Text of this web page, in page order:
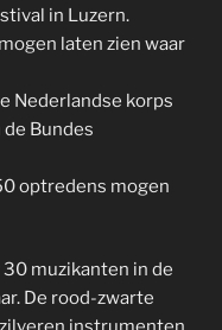
in Luzern.
laten zien waar
Nederlandse korps
Bundes
optredens mogen
muzikanten in de
De rood-zwarte